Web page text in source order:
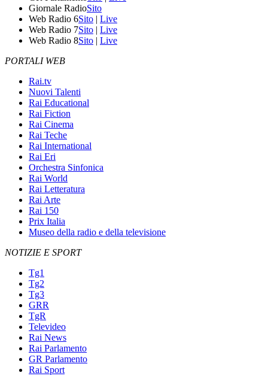
Giornale RadioSito
Web Radio 6Sito | Live
Web Radio 7Sito | Live
Web Radio 8Sito | Live
PORTALI WEB
Rai.tv
Nuovi Talenti
Rai Educational
Rai Fiction
Rai Cinema
Rai Teche
Rai International
Rai Eri
Orchestra Sinfonica
Rai World
Rai Letteratura
Rai Arte
Rai 150
Prix Italia
Museo della radio e della televisione
NOTIZIE E SPORT
Tg1
Tg2
Tg3
GRR
TgR
Televideo
Rai News
Rai Parlamento
GR Parlamento
Rai Sport